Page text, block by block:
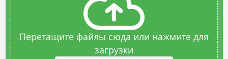
Перетащите файлы сюда или нажмите для
загрузки